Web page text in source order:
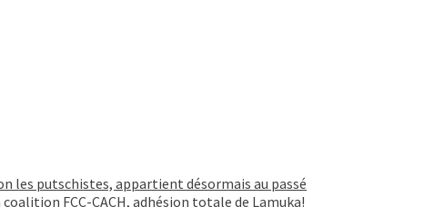
les putschistes, appartient désormais au passé
FCC-CACH, adhésion totale de Lamuka!